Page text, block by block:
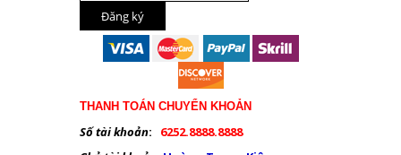
THANH TOÁN CHUYỂN KHOẢN
Số tài khoản:
6252.8888.8888